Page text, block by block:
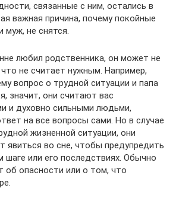
связанные с ним, остались в
важная причина, почему покойные
муж, не снятся.
любил родственника, он может не
не считает нужным. Например,
вопрос о трудной ситуации и папа
значит, они считают вас
и духовно сильными людьми,
на все вопросы сами. Но в случае
жизненной ситуации, они
явиться во сне, чтобы предупредить
шаге или его последствиях. Обычно
об опасности или о том, что